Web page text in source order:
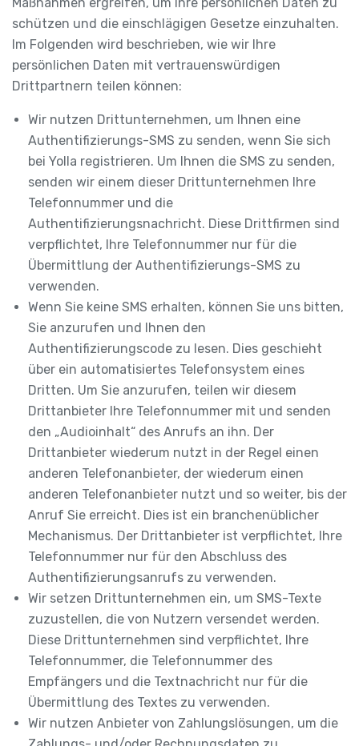
schützen und die einschlägigen Gesetze einzuhalten.
Im Folgenden wird beschrieben, wie wir Ihre
persönlichen Daten mit vertrauenswürdigen
Drittpartnern teilen können:
Wir nutzen Drittunternehmen, um Ihnen eine
Authentifizierungs-SMS zu senden, wenn Sie sich
bei Yolla registrieren. Um Ihnen die SMS zu senden,
senden wir einem dieser Drittunternehmen Ihre
Telefonnummer und die
Authentifizierungsnachricht. Diese Drittfirmen sind
verpflichtet, Ihre Telefonnummer nur für die
Übermittlung der Authentifizierungs-SMS zu
verwenden.
Wenn Sie keine SMS erhalten, können Sie uns bitten,
Sie anzurufen und Ihnen den
Authentifizierungscode zu lesen. Dies geschieht
über ein automatisiertes Telefonsystem eines
Dritten. Um Sie anzurufen, teilen wir diesem
Drittanbieter Ihre Telefonnummer mit und senden
den „Audioinhalt“ des Anrufs an ihn. Der
Drittanbieter wiederum nutzt in der Regel einen
anderen Telefonanbieter, der wiederum einen
anderen Telefonanbieter nutzt und so weiter, bis der
Anruf Sie erreicht. Dies ist ein branchenüblicher
Mechanismus. Der Drittanbieter ist verpflichtet, Ihre
Telefonnummer nur für den Abschluss des
Authentifizierungsanrufs zu verwenden.
Wir setzen Drittunternehmen ein, um SMS-Texte
zuzustellen, die von Nutzern versendet werden.
Diese Drittunternehmen sind verpflichtet, Ihre
Telefonnummer, die Telefonnummer des
Empfängers und die Textnachricht nur für die
Übermittlung des Textes zu verwenden.
Wir nutzen Anbieter von Zahlungslösungen, um die